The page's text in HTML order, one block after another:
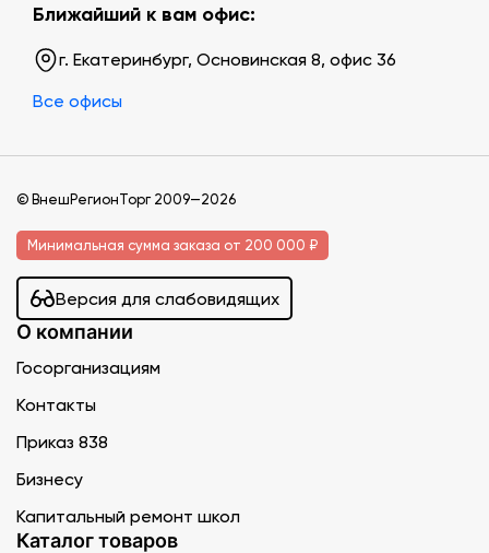
Ближайший к вам офис:
г. Екатеринбург, Основинская 8, офис 36
Все офисы
© ВнешРегионТорг 2009—2026
Минимальная сумма заказа от 200 000 ₽
Версия для слабовидящих
О компании
Госорганизациям
Контакты
Приказ 838
Бизнесу
Капитальный ремонт школ
Каталог товаров